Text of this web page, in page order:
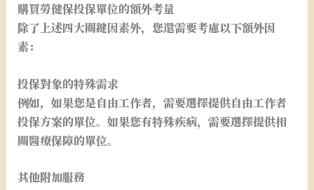
購買勞健保投保單位的額外考量
除了上述四大關鍵因素外，您還需要考慮以下額外因
素：
投保對象的特殊需求
例如，如果您是自由工作者，需要選擇提供自由工作者
投保方案的單位。如果您有特殊疾病，需要選擇提供相
關醫療保障的單位。
其他附加服務